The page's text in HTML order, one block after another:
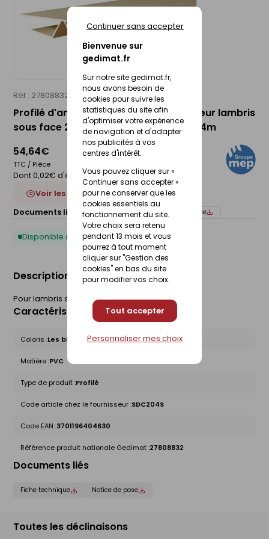
Bienvenue sur
gedimat.fr
Sur notre site gedimat.fr,
nous avons besoin de
cookies pour suivre les
statistiques du site afin
d'optimiser votre expérience
de navigation et d'adapter
nos publicités à vos
centres d'intérêt.
Vous pouvez cliquer sur «
Continuer sans accepter »
pour ne conserver que les
cookies essentiels au
fonctionnement du site.
Votre choix sera retenu
pendant 13 mois et vous
pourrez à tout moment
cliquer sur "Gestion des
cookies" en bas du site
pour modifier vos choix.
Tout accepter
Continuer sans accepter
Personnaliser mes choix
Réf : 27808832 MEP
Profilé d'angle intérieur/extérieur largeur lambris
sous face 250 mm sable - 16 x 98 mm 4m
54,64€
TTC / Pièce
Dont 0,02€ d'éco-participation
Voir les 5 déclinaisons
Documents liés :
Fiche technique Notice de pose
Disponible sous 10 jours
Description du produit
Pour lambris sous face de largeur 250 mm.
Caractéristiques du produit
Coloris :Les blancs et crèmes
Matière :PVC
Type de produit :Profilé
Code article chez le fournisseur :SDC204S
Code EAN :3701196404630
Référence produit nationale Gedimat :27808832
Documents liés
Fiche technique Notice de pose
Toutes les déclinaisons